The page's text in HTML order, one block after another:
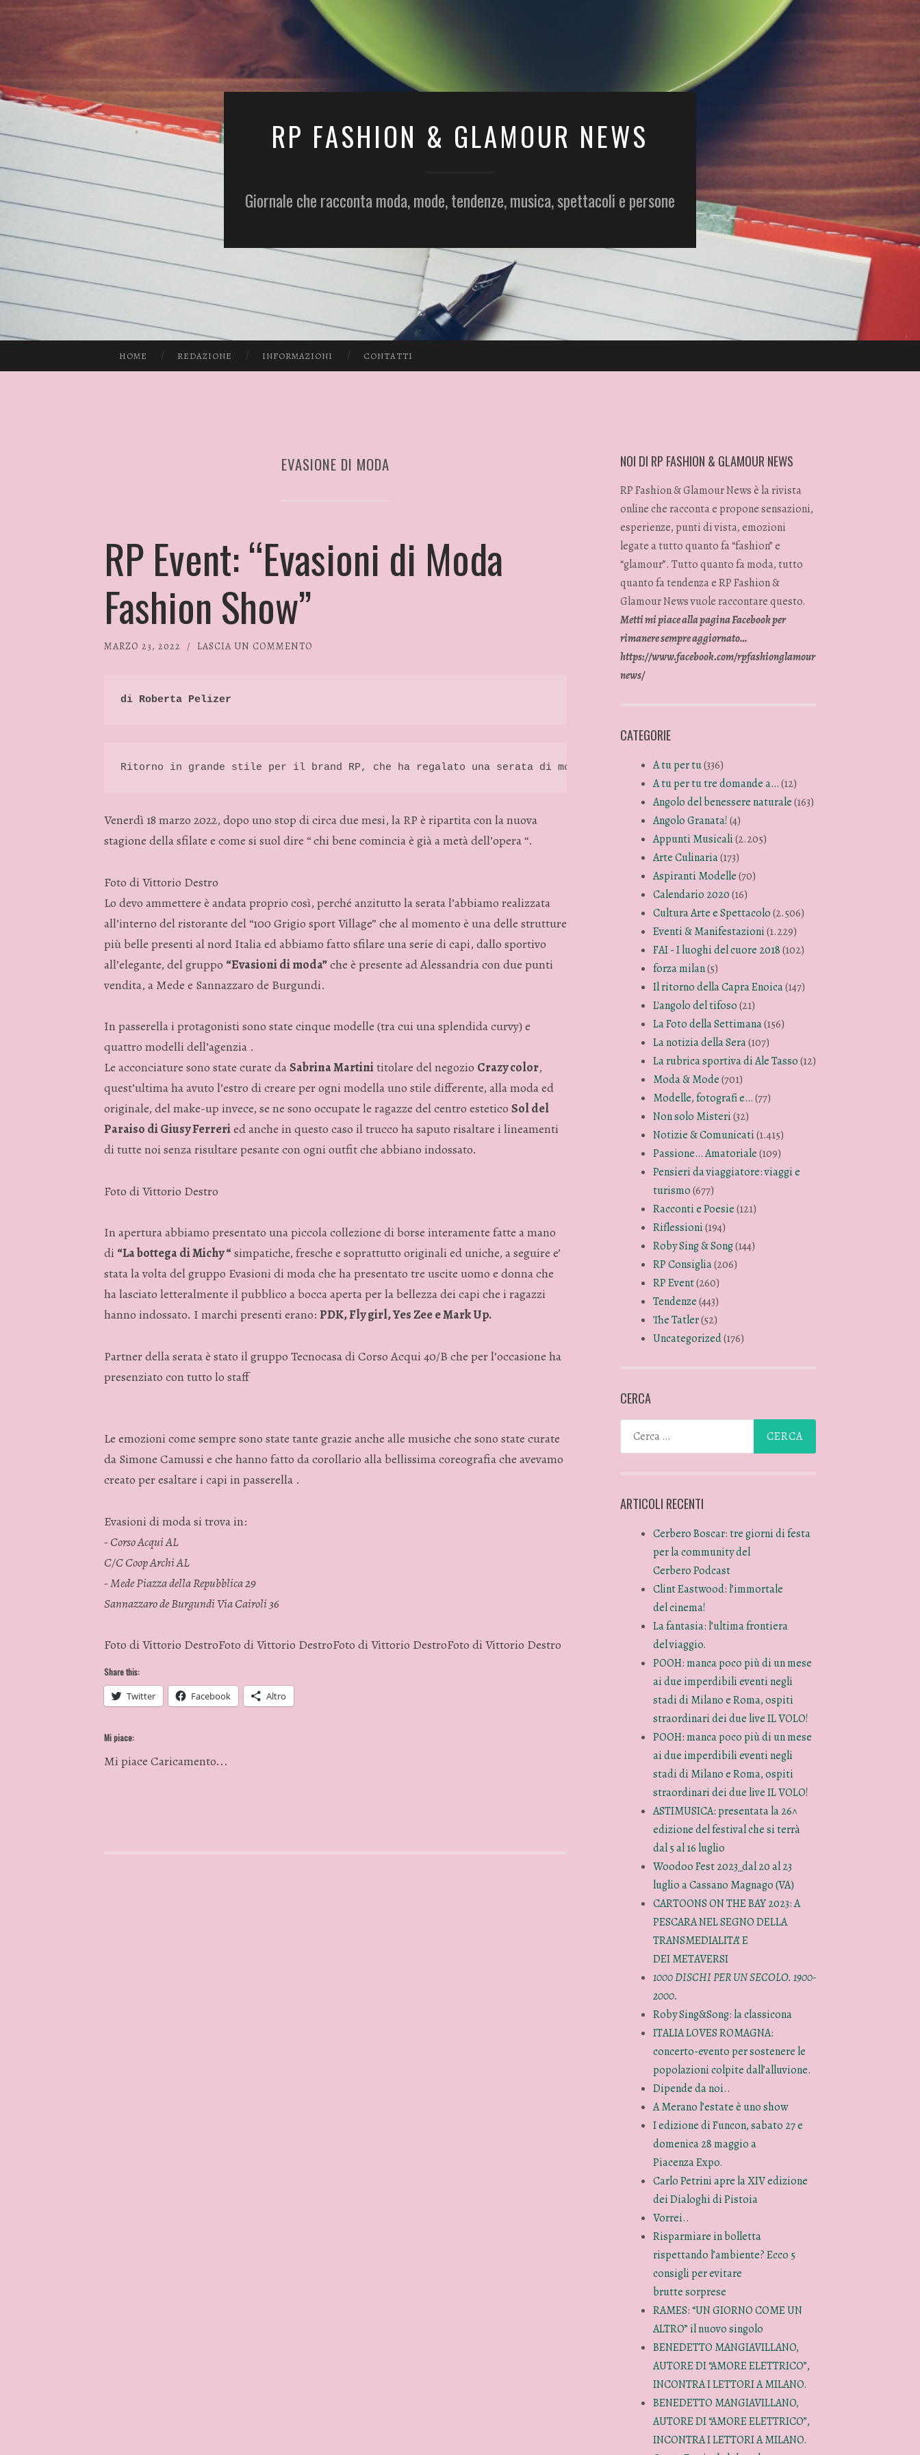
RP FASHION & GLAMOUR NEWS
Giornale che racconta moda, mode, tendenze, musica, spettacoli e persone
HOME REDAZIONE INFORMAZIONI CONTATTI
EVASIONE DI MODA
RP Event: “Evasioni di Moda
Fashion Show”
MARZO 23, 2022 / LASCIA UN COMMENTO
di Roberta Pelizer
Ritorno in grande stile per il brand RP, che ha regalato una serata di moda ed intrattenimento ad Alessandria.
Venerdì 18 marzo 2022, dopo uno stop di circa due mesi, la RP è ripartita con la nuova
stagione della sfilate e come si suol dire “ chi bene comincia è già a metà dell’opera “.
Foto di Vittorio Destro
Lo devo ammettere è andata proprio così, perché anzitutto la serata l’abbiamo realizzata
all’interno del ristorante del “100 Grigio sport Village” che al momento è una delle strutture
più belle presenti al nord Italia ed abbiamo fatto sfilare una serie di capi, dallo sportivo
all’elegante, del gruppo “Evasioni di moda”che è presente ad Alessandria con due punti
vendita, a Mede e Sannazzaro de Burgundi.
In passerella i protagonisti sono state cinque modelle (tra cui una splendida curvy) e
quattro modelli dell’agenzia .
Le acconciature sono state curate daSabrina Martinititolare del negozio Crazy color,
quest’ultima ha avuto l’estro di creare per ogni modella uno stile differente, alla moda ed
originale, del make-up invece, se ne sono occupate le ragazze del centro estetico Sol del
Paraiso di Giusy Ferreried anche in questo caso il trucco ha saputo risaltare i lineamenti
di tutte noi senza risultare pesante con ogni outfit che abbiano indossato.
Foto di Vittorio Destro
In apertura abbiamo presentato una piccola collezione di borse interamente fatte a mano
di “La bottega di Michy “ simpatiche, fresche e soprattutto originali ed uniche, a seguire e’
stata la volta del gruppo Evasioni di moda che ha presentato tre uscite uomo e donna che
ha lasciato letteralmente il pubblico a bocca aperta per la bellezza dei capi che i ragazzi
hanno indossato. I marchi presenti erano: PDK, Fly girl, Yes Zee e Mark Up.
Partner della serata è stato il gruppo Tecnocasa di Corso Acqui 40/B che per l’occasione ha
presenziato con tutto lo staff
Le emozioni come sempre sono state tante grazie anche alle musiche che sono state curate
da Simone Camussi e che hanno fatto da corollario alla bellissima coreografia che avevamo
creato per esaltare i capi in passerella .
Evasioni di moda si trova in:
- Corso Acqui AL
C/C Coop Archi AL
- Mede Piazza della Repubblica 29
Sannazzaro de Burgundi Via Cairoli 36
Foto di Vittorio DestroFoto di Vittorio DestroFoto di Vittorio DestroFoto di Vittorio Destro
Share this:
Twitter Facebook Altro
Mi piace:
Mi piace Caricamento...
NOI DI RP FASHION & GLAMOUR NEWS
RP Fashion & Glamour News è la rivista
online che racconta e propone sensazioni,
esperienze, punti di vista, emozioni
legate a tutto quanto fa “fashion” e
“glamour”. Tutto quanto fa moda, tutto
quanto fa tendenza e RP Fashion &
Glamour News vuole raccontare questo.
Metti mi piace alla pagina Facebook per
rimanere sempre aggiornato…
https://www.facebook.com/rpfashionglamour
news/
CATEGORIE
A tu per tu(336)
A tu per tu tre domande a…(12)
Angolo del benessere naturale(163)
Angolo Granata!(4)
Appunti Musicali(2.205)
Arte Culinaria(173)
Aspiranti Modelle(70)
Calendario 2020(16)
Cultura Arte e Spettacolo(2.506)
Eventi & Manifestazioni(1.229)
FAI - I luoghi del cuore 2018(102)
forza milan(5)
Il ritorno della Capra Enoica(147)
L'angolo del tifoso(21)
La Foto della Settimana(156)
La notizia della Sera(107)
La rubrica sportiva di Ale Tasso(12)
Moda & Mode(701)
Modelle, fotografi e…(77)
Non solo Misteri(32)
Notizie & Comunicati(1.415)
Passione… Amatoriale(109)
Pensieri da viaggiatore: viaggi e
turismo(677)
Racconti e Poesie(121)
Riflessioni(194)
Roby Sing & Song(144)
RP Consiglia(206)
RP Event(260)
Tendenze(443)
The Tatler(52)
Uncategorized(176)
CERCA
ARTICOLI RECENTI
Cerbero Boscar: tre giorni di festa
per la community del
Cerbero Podcast
Clint Eastwood: l’immortale
del cinema!
La fantasia: l’ultima frontiera
del viaggio.
POOH: manca poco più di un mese
ai due imperdibili eventi negli
stadi di Milano e Roma, ospiti
straordinari dei due live IL VOLO!
POOH: manca poco più di un mese
ai due imperdibili eventi negli
stadi di Milano e Roma, ospiti
straordinari dei due live IL VOLO!
ASTIMUSICA: presentata la 26^
edizione del festival che si terrà
dal 5 al 16 luglio
Woodoo Fest 2023_dal 20 al 23
luglio a Cassano Magnago (VA)
CARTOONS ON THE BAY 2023: A
PESCARA NEL SEGNO DELLA
TRANSMEDIALITA’ E
DEI METAVERSI
1000 DISCHI PER UN SECOLO. 1900-
2000.
Roby Sing&Song: la classicona
ITALIA LOVES ROMAGNA:
concerto-evento per sostenere le
popolazioni colpite dall’alluvione.
Dipende da noi..
A Merano l’estate è uno show
I edizione di Funcon, sabato 27 e
domenica 28 maggio a
Piacenza Expo.
Carlo Petrini apre la XIV edizione
dei Dialoghi di Pistoia
Vorrei..
Risparmiare in bolletta
rispettando l’ambiente? Ecco 5
consigli per evitare
brutte sorprese
RAMES: “UN GIORNO COME UN
ALTRO” il nuovo singolo
BENEDETTO MANGIAVILLANO,
AUTORE DI “AMORE ELETTRICO”,
INCONTRA I LETTORI A MILANO.
BENEDETTO MANGIAVILLANO,
AUTORE DI “AMORE ELETTRICO”,
INCONTRA I LETTORI A MILANO.